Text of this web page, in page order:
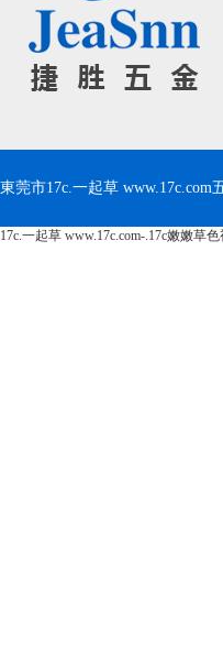
東莞市17c.一起草
17c.一起草 www.17c.com-.17c嫩嫩草